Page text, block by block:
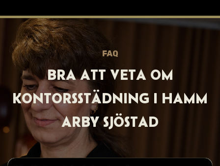
FAQ
BRA ATT VET A OM
KONTORSSTÄDNING I HAMM
ARBY SJÖSTAD